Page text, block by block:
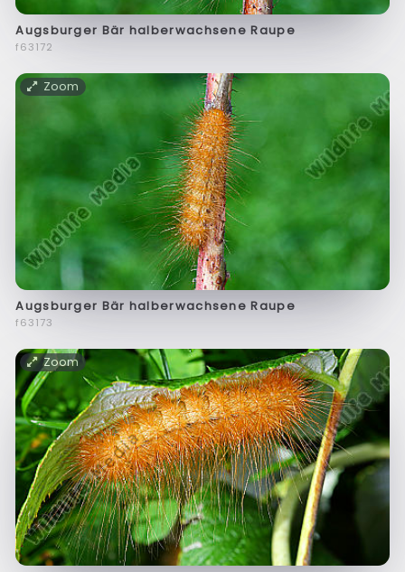
Augsburger Bär halberwachsene Raupe
f63172
Zoom
Augsburger Bär halberwachsene Raupe
f63173
Zoom